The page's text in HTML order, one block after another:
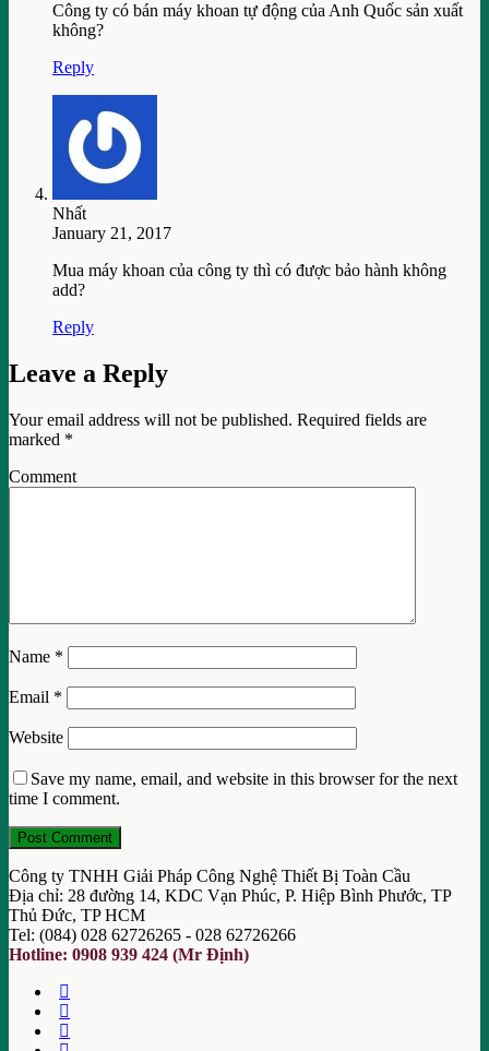
Công ty có bán máy khoan tự động của Anh Quốc sản xuất
không?
Reply
Nhất
January 21, 2017
Mua máy khoan của công ty thì có được bảo hành không
add?
Reply
Leave a Reply
Your email address will not be published. Required fields are
marked *
Comment
Name *
Email *
Website
Save my name, email, and website in this browser for the next
time I comment.
Công ty TNHH Giải Pháp Công Nghệ Thiết Bị Toàn Cầu
Địa chỉ: 28 đường 14, KDC Vạn Phúc, P. Hiệp Bình Phước, TP
Thủ Đức, TP HCM
Tel: (084) 028 62726265 - 028 62726266
Hotline: 0908 939 424 (Mr Định)